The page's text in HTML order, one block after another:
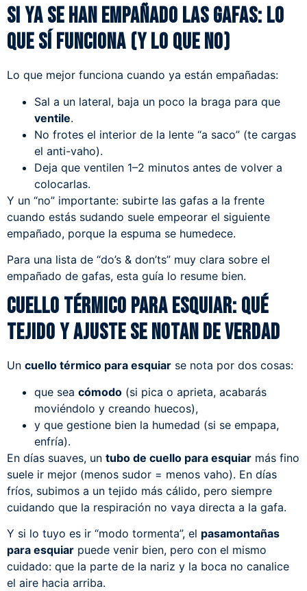
Si ya se han empañado las gafas: lo
que sí funciona (y lo que no)
Lo que mejor funciona cuando ya están empañadas:
Sal a un lateral, baja un poco la braga para que
ventile.
No frotes el interior de la lente “a saco” (te cargas
el anti-vaho).
Deja que ventilen 1–2 minutos antes de volver a
colocarlas.
Y un “no” importante: subirte las gafas a la frente
cuando estás sudando suele empeorar el siguiente
empañado, porque la espuma se humedece.
Para una lista de “do’s & don’ts” muy clara sobre el
empañado de gafas, esta guía lo resume bien.
Cuello térmico para esquiar: qué
tejido y ajuste se notan de verdad
Un cuello térmico para esquiar se nota por dos cosas:
que sea cómodo (si pica o aprieta, acabarás
moviéndolo y creando huecos),
y que gestione bien la humedad (si se empapa,
enfría).
En días suaves, un tubo de cuello para esquiar más fino
suele ir mejor (menos sudor = menos vaho). En días
fríos, subimos a un tejido más cálido, pero siempre
cuidando que la respiración no vaya directa a la gafa.
Y si lo tuyo es ir “modo tormenta”, el pasamontañas
para esquiar puede venir bien, pero con el mismo
cuidado: que la parte de la nariz y la boca no canalice
el aire hacia arriba.